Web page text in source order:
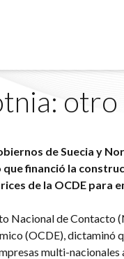
otro
de Suecia y
que financió la
de la OCDE para
Nacional de Contacto
(OCDE), dictaminó
multi-nacionales